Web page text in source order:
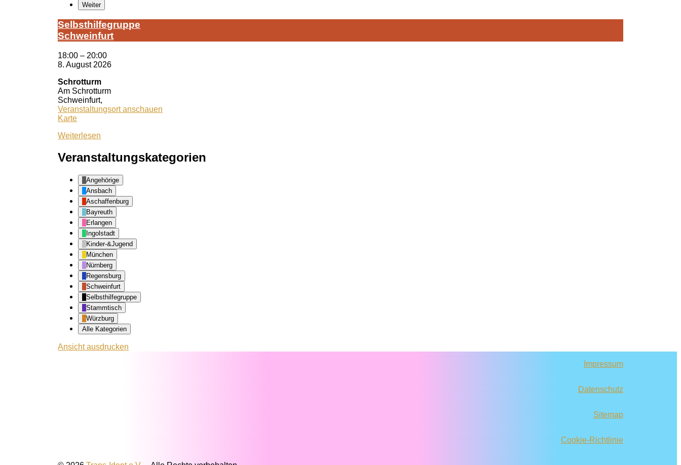
Weiter
Selbst­hil­fe­grup­pe
Schwein­furt
18:00 – 20:00
8. August 2026
Schrotturm
Am Schrotturm
Schweinfurt,
Veranstaltungsort anschauen
KarteSchrotturm
Weiterlesen
Veranstaltungskategorien
Angehörige
Ansbach
Aschaffenburg
Bayreuth
Erlangen
Ingolstadt
Kinder-&Jugend
München
Nürnberg
Regensburg
Schweinfurt
Selbsthilfegruppe
Stammtisch
Würzburg
Alle Kategorien
Ansichtausdrucken
Impressum
Datenschutz
Sitemap
Cookie-Richtlinie